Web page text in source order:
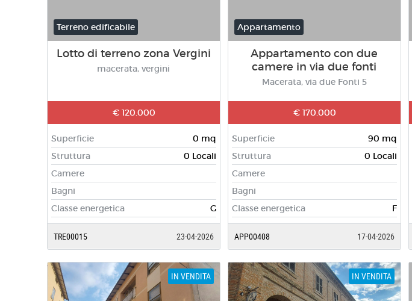
Terreno edificabile
Lotto di terreno zona Vergini
macerata, vergini
€ 120.000
Superficie
0 mq
Struttura
0 Locali
Camere
Bagni
Classe energetica
G
TRE00015 23-04-2026
Appartamento
Appartamento con due
camere in via due fonti
Macerata, via due Fonti 5
€ 170.000
Superficie
90 mq
Struttura
0 Locali
Camere
Bagni
Classe energetica
F
APP00408 17-04-2026
IN VENDITA IN VENDITA